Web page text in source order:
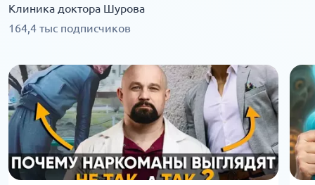
Клиника доктора Шурова
164,4 тыс подписчиков